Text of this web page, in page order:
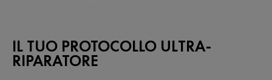
IL TUO PROTOCOLLO ULTRA-
RIPARATORE